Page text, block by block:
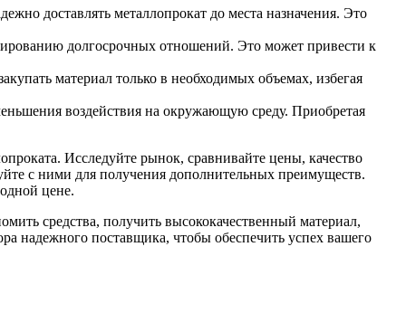
доставлять металлопрокат до места назначения. Это
долгосрочных отношений. Это может привести к
материал только в необходимых объемах, избегая
воздействия на окружающую среду. Приобретая
Исследуйте рынок, сравнивайте цены, качество
с ними для получения дополнительных преимуществ.
цене.
средства, получить высококачественный материал,
надежного поставщика, чтобы обеспечить успех вашего